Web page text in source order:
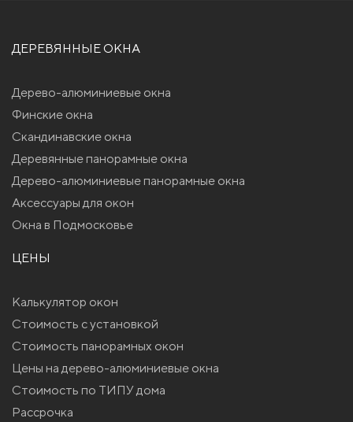
ДЕРЕВЯННЫЕ ОКНА
Дерево-алюминиевые окна
Финские окна
Скандинавские окна
Деревянные панорамные окна
Дерево-алюминиевые панорамные окна
Аксессуары для окон
Окна в Подмосковье
ЦЕНЫ
Калькулятор окон
Стоимость с установкой
Стоимость панорамных окон
Цены на дерево-алюминиевые окна
Стоимость по ТИПУ дома
Рассрочка